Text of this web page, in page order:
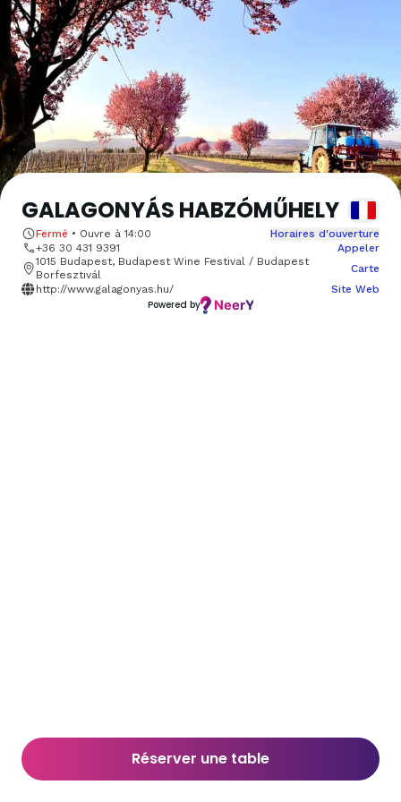
GALAGONYÁS HABZÓMŰHELY
Fermé • Ouvre à 14:00
Horaires d'ouverture
+36 30 431 9391
Appeler
1015 Budapest, Budapest Wine Festival / Budapest
Borfesztivál
Carte
http://www.galagonyas.hu/
Site Web
Powered by
Réserver une table